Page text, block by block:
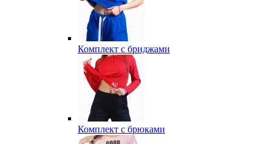
Комплект с бриджами
Комплект с брюками